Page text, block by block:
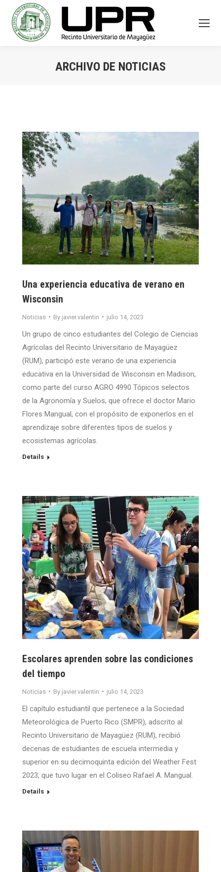
ARCHIVO DE NOTICIAS
Una experiencia educativa de verano en
Wisconsin
Noticias By javier.valentin julio 14, 2023
Un grupo de cinco estudiantes del Colegio de Ciencias
Agrícolas del Recinto Universitario de Mayagüez
(RUM), participó este verano de una experiencia
educativa en la Universidad de Wisconsin en Madison,
como parte del curso AGRO 4990 Tópicos selectos
de la Agronomía y Suelos, que ofrece el doctor Mario
Flores Mangual, con el propósito de exponerlos en el
aprendizaje sobre diferentes tipos de suelos y
ecosistemas agrícolas.
Details
Escolares aprenden sobre las condiciones
del tiempo
Noticias By javier.valentin julio 14, 2023
El capítulo estudiantil que pertenece a la Sociedad
Meteorológica de Puerto Rico (SMPR), adscrito al
Recinto Universitario de Mayagüez (RUM), recibió
decenas de estudiantes de escuela intermedia y
superior en su decimoquinta edición del Weather Fest
2023, que tuvo lugar en el Coliseo Rafael A. Mangual.
Details